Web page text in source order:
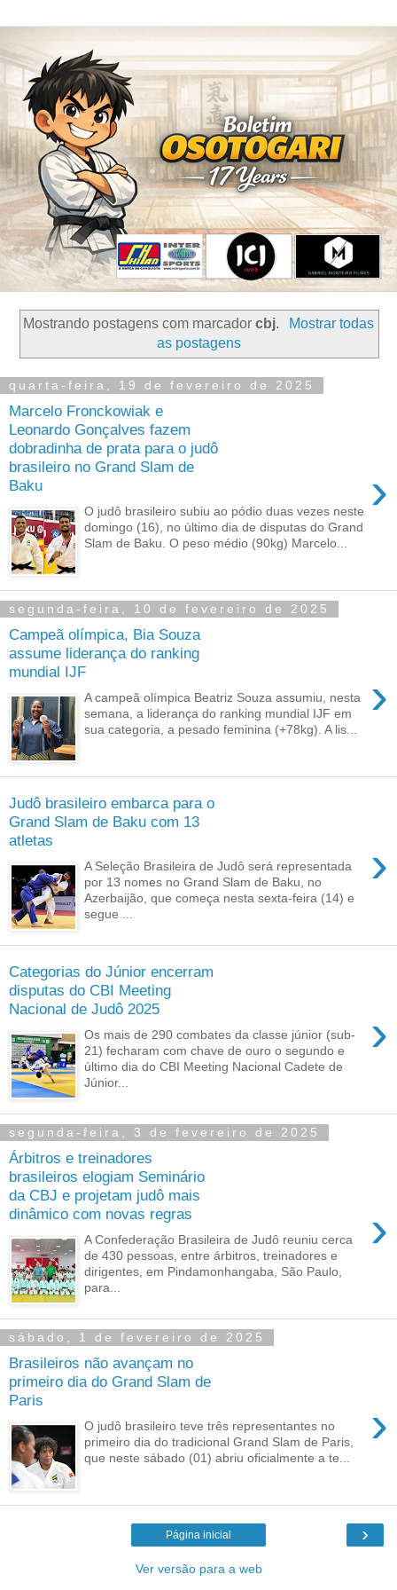
Mostrando postagens com marcadorcbj.
Mostrar todas
as postagens
quarta-feira, 19 de fevereiro de 2025
Marcelo Fronckowiak e
Leonardo Gonçalves fazem
dobradinha de prata para o judô
brasileiro no Grand Slam de
Baku
›
O judô brasileiro subiu ao pódio duas vezes neste
domingo (16), no último dia de disputas do Grand
Slam de Baku. O peso médio (90kg) Marcelo...
segunda-feira, 10 de fevereiro de 2025
Campeã olímpica, Bia Souza
assume liderança do ranking
mundial IJF
›
A campeã olímpica Beatriz Souza assumiu, nesta
semana, a liderança do ranking mundial IJF em
sua categoria, a pesado feminina (+78kg). A lis...
Judô brasileiro embarca para o
Grand Slam de Baku com 13
atletas
›
A Seleção Brasileira de Judô será representada
por 13 nomes no Grand Slam de Baku, no
Azerbaijão, que começa nesta sexta-feira (14) e
segue ...
Categorias do Júnior encerram
disputas do CBI Meeting
Nacional de Judô 2025
›
Os mais de 290 combates da classe júnior (sub-
21) fecharam com chave de ouro o segundo e
último dia do CBI Meeting Nacional Cadete de
Júnior...
segunda-feira, 3 de fevereiro de 2025
Árbitros e treinadores
brasileiros elogiam Seminário
da CBJ e projetam judô mais
dinâmico com novas regras
›
A Confederação Brasileira de Judô reuniu cerca
de 430 pessoas, entre árbitros, treinadores e
dirigentes, em Pindamonhangaba, São Paulo,
para...
sábado, 1 de fevereiro de 2025
Brasileiros não avançam no
primeiro dia do Grand Slam de
Paris
›
O judô brasileiro teve três representantes no
primeiro dia do tradicional Grand Slam de Paris,
que neste sábado (01) abriu oficialmente a te...
›
Página inicial
Ver versão para a web